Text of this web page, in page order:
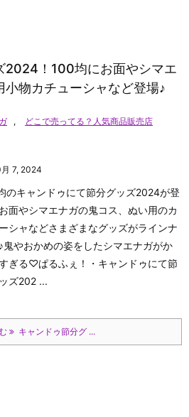
2024！100均にお面やシマエ
物カチューシャなど登場♪
, どこで売ってる？人気商品販売店
7, 2024
のキャンドゥにて節分グッズ2024が登
面やシマエナガの鬼コス、ぬい用のカ
シャなどさまざまなグッズがラインナ
鬼やおかめの姿をしたシマエナガがか
ぎる♡ぱるふぇ！
・キャンドゥにて節
ズ202 ...
キャンドゥ節分グ ...